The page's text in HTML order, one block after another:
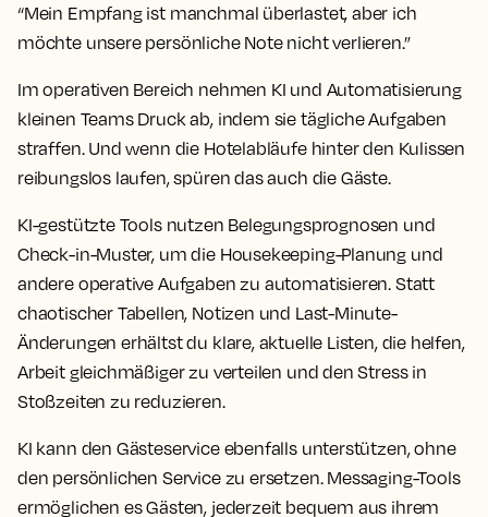
“Mein Empfang ist manchmal überlastet, aber ich
möchte unsere persönliche Note nicht verlieren.”
Im operativen Bereich nehmen KI und Automatisierung
kleinen Teams Druck ab, indem sie tägliche Aufgaben
straffen. Und wenn die Hotelabläufe hinter den Kulissen
reibungslos laufen, spüren das auch die Gäste.
KI-gestützte Tools nutzen Belegungsprognosen und
Check-in-Muster, um die Housekeeping-Planung und
andere operative Aufgaben zu automatisieren. Statt
chaotischer Tabellen, Notizen und Last-Minute-
Änderungen erhältst du klare, aktuelle Listen, die helfen,
Arbeit gleichmäßiger zu verteilen und den Stress in
Stoßzeiten zu reduzieren.
KI kann den Gästeservice ebenfalls unterstützen, ohne
den persönlichen Service zu ersetzen. Messaging-Tools
ermöglichen es Gästen, jederzeit bequem aus ihrem